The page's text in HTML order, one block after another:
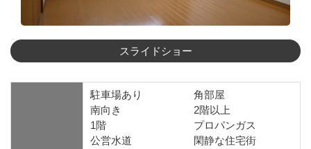
駐車場あり
角部屋
南向き
2階以上
1階
プロパンガス
公営水道
閑静な住宅街